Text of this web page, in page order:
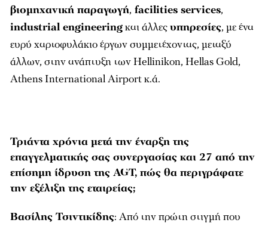
βιομηχανική παραγωγή, facilities services,
industrial engineeringκαι άλλεςυπηρεσίες, με ένα
ευρύ χαρτοφυλάκιο έργων συμμετέχοντας, μεταξύ
άλλων, στην ανάπτυξη των Hellinikon, Hellas Gold,
Athens International Airport κ.ά.
Τριάντα χρόνια μετά την έναρξη της
επαγγελματικής σας συνεργασίας και 27 από την
επίσημη ίδρυση της AGT, πώς θα περιγράφατε
την εξέλιξη της εταιρείας;
Βασίλης Τσιντικίδης: Από την πρώτη στιγμή που